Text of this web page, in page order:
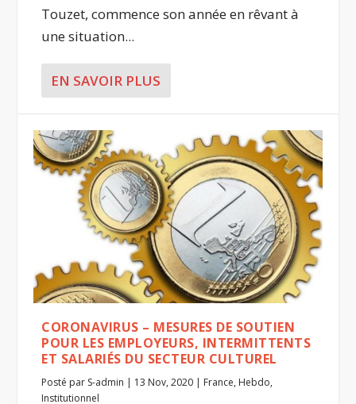
Touzet, commence son année en rêvant à
une situation...
EN SAVOIR PLUS
CORONAVIRUS – MESURES DE SOUTIEN
POUR LES EMPLOYEURS, INTERMITTENTS
ET SALARIÉS DU SECTEUR CULTUREL
Posté par S-admin | 13 Nov, 2020 | France, Hebdo,
Institutionnel